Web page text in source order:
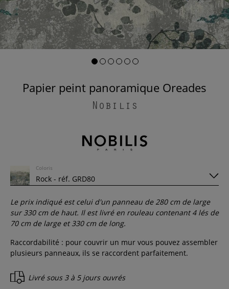
Papier peint panoramique Oreades
Nobilis
Coloris
Le prix indiqué est celui d'un panneau de 280cm de large
sur 330cm de haut. Il est livré en rouleau contenant4lés de
70 cm de large et330cm de long.
Raccordabilité : pour couvrir un mur vous pouvez assembler
plusieurs panneaux, ils se raccordent parfaitement.
Livré sous 3 à 5 jours ouvrés